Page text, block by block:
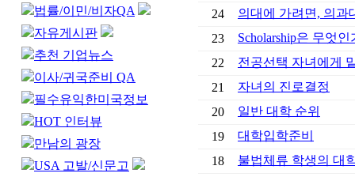
법률/이민/비자QA
자유게시판
추천 기업뉴스
이사/귀국준비 QA
필수유익한미국정보
HOT 인터뷰
만남의 광장
USA 고발/신문고
24
의대에 가려면, 의과
23
Scholarship은 무엇인
22
전공선택 자녀에게
21
자녀의 진로결정
20
일반 대학 순위
19
대학입학준비
18
불법체류 학생의 대